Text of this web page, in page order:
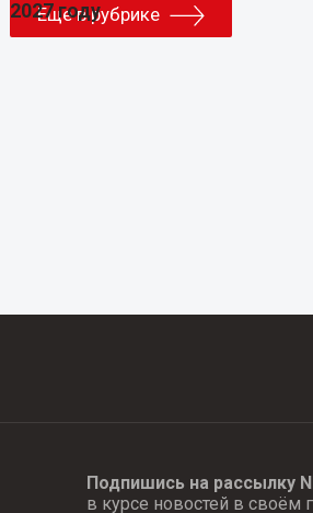
Еще в рубрике
Подпишись на рассылку
в курсе новостей в своём